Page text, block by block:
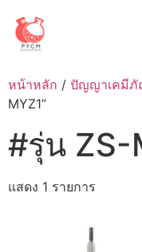
content
หน้าหลัก / ปัญญาเคมี
MYZ1”
#รุ่น ZS-
แสดง 1 รายการ